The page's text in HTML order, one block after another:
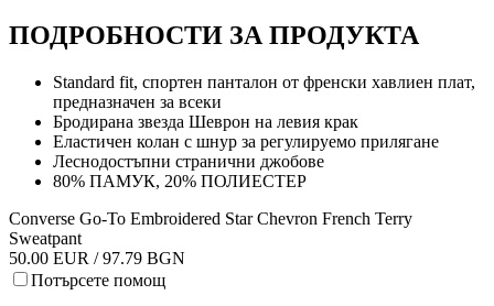
ПОДРОБНОСТИ ЗА ПРОДУКТА
Standard fit, спортен панталон от френски хавлиен плат,
предназначен за всеки
Бродирана звезда Шеврон на левия крак
Еластичен колан с шнур за регулируемо прилягане
Леснодостъпни странични джобове
80% ПАМУК, 20% ПОЛИЕСТЕР
Converse Go-To Embroidered Star Chevron French Terry
Sweatpant
50.00 EUR / 97.79 BGN
Потърсете помощ